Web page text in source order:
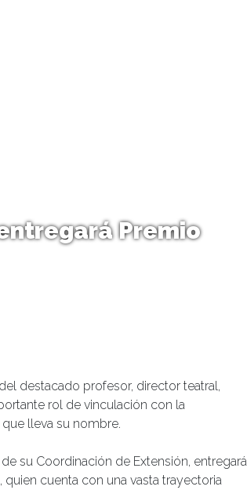
Premio
destacado profesor, director teatral,
rol de vinculación con la
lleva su nombre.
su Coordinación de Extensión, entregará
, quien cuenta con una vasta trayectoria